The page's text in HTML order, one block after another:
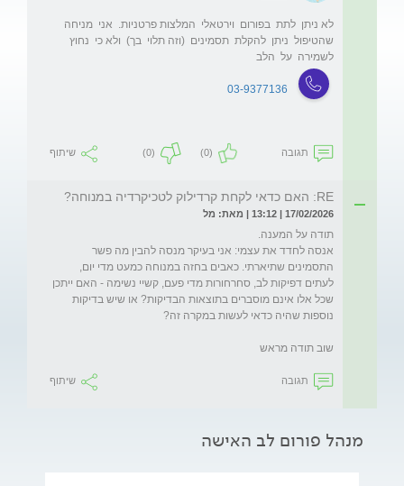
לא ניתן  לתת  בפורום  וירטאלי  המלצות פרטניות.  אני  מניחה
שהטיפול  ניתן  להקלת  תסמינים  (וזה תלוי  בך)  ולא כי  נחוץ
לשמירה  על  הלב
03-9377136
תגובה (0)
(0) שיתוף
RE: האם כדאי לקחת קרדילוק לטכיקרדיה במנוחה?
17/02/2026 | 13:12 | מאת: מל
אנסה לחדד את עצמי: אני בעיקר מנסה להבין מה פשר
התסמינים שתיארתי. כאבים בחזה במנוחה כמעט מדי יום,
לעתים דפיקות לב, סחרחורות מדי פעם, קשיי נשימה - האם ייתכן
שכל אלו אינם מוסברים בתוצאות הבדיקות? או שיש בדיקות
שוב תודה מראש
תגובה שיתוף
מנהל פורום לב האישה